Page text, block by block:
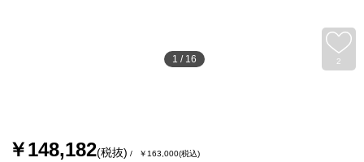
2
1 / 16
￥148,182(税抜) ￥163,000(税込)